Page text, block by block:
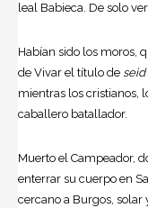
leal Babieca. De solo
Habían sido los moros,
de Vivar el título de seid
mientras los cristianos,
caballero batallador.
Muerto el Campeador,
enterrar su cuerpo en
cercano a Burgos, solar